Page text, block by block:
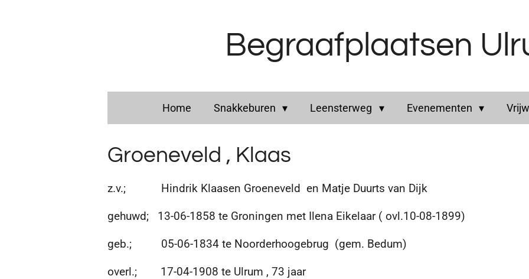
Begraafplaatsen
Home Snakkeburen Leensterweg Evenementen
Groeneveld , Klaas
z.v.; Hindrik Klaasen Groeneveld en Matje Duurts van Dijk
gehuwd; 13-06-1858 te Groningen met Ilena Eikelaar ( ovl.10-08-1899)
geb.; 05-06-1834 te Noorderhoogebrug (gem. Bedum)
overl.; 17-04-1908 te Ulrum , 73 jaar